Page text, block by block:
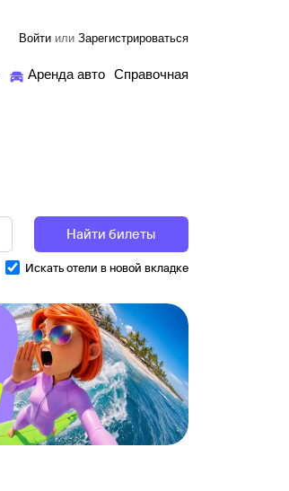
Войти или Зарегистрироваться
Аренда авто Справочная
Найти билеты
Искать отели в новой вкладке